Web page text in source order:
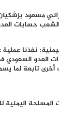
مسعود
حسابات
نفذنا
العدو السعودي
تابعة لما
المسلحة اليمنية